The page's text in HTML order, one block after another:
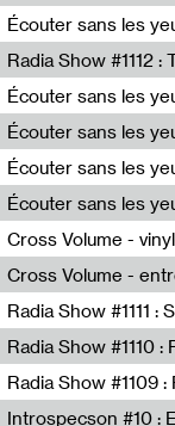
19, CRAC
Écouter sans les
Feriel Boushaki
Écouter sans les
Bettina Samson
Écouter sans les
Valentine Branca
Liza Maignan,Elodie
Esther Meunier
Cross Volume -
Cross Volume -
Resonance
Radio WORM
Jet FM
Introspecson #10 :